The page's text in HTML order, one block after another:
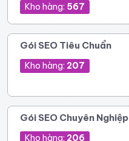
Kho hàng: 567
Gói SEO Tiêu Chuẩn
Kho hàng: 207
Gói SEO Chuyên Nghiệp
Kho hàng: 206